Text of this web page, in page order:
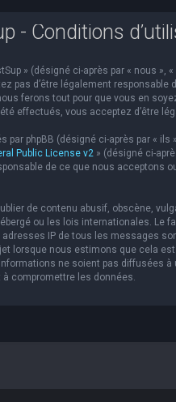
- Conditions
» (désigné ci-après par « nous
pas d’être légalement
ferons tout pour que vous en
effectués, vous acceptez d’être
par phpBB (désigné ci-après par « ils
Public License v2 » (désigné ci-
de ce que nous
de contenu abusif, obscène,
ou les lois internationales.
IP de tous les messages
lorsque nous estimons que cela
ne soient pas diffusées
compromettre les données.